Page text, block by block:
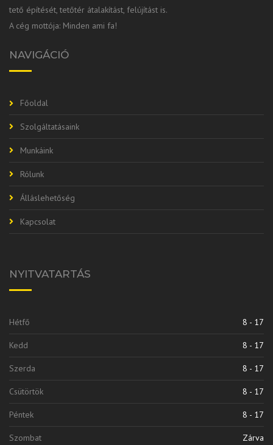
tető építését, tetőtér átalakítást, felújítást is.
A cég mottója: Minden ami fa!
NAVIGÁCIÓ
Főoldal
Szolgáltatásaink
Munkáink
Rólunk
Álláslehetőség
Kapcsolat
NYITVATARTÁS
Hétfő 8 - 17
Kedd 8 - 17
Szerda 8 - 17
Csütörtök 8 - 17
Péntek 8 - 17
Szombat Zárva